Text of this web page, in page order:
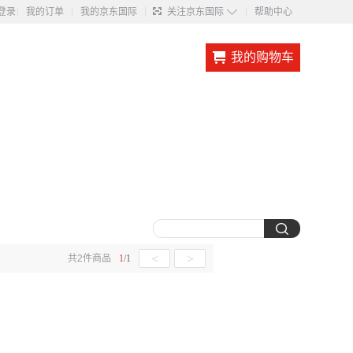
录 我的订单 我的京东国际 关注京东国际 ◇ 帮助中心
我的购物车
1/1 < >
共2件商品